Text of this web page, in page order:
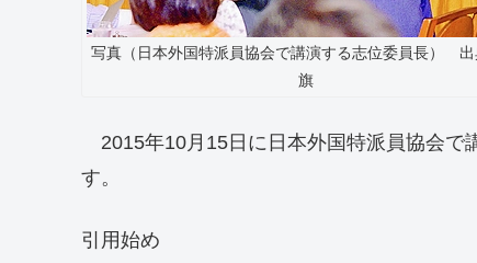
写真（日本外国特派員協会で講演する志位委員長）
旗
2015年10月15日に日本外国特派員協会で
す。
引用始め